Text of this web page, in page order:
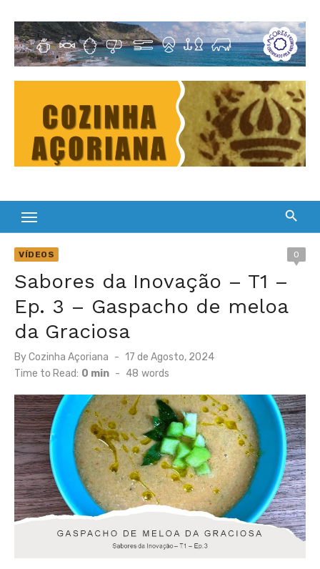
content
Cultura Gastronómica dos Açores
VÍDEOS 0
Sabores da Inovação – T1 –
Ep. 3 – Gaspacho de meloa
da Graciosa
ByCozinha Açoriana
Posted
on
17 de Agosto, 2024
Time to Read: 0 min - 48 words